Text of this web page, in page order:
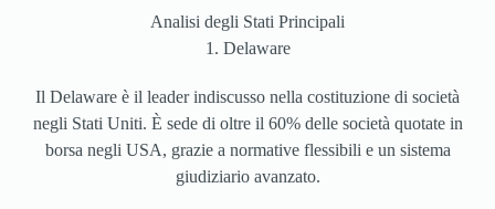
Analisi degli Stati Principali
1. Delaware
Il Delaware è il leader indiscusso nella costituzione di società
negli Stati Uniti. È sede di oltre il 60% delle società quotate in
borsa negli USA, grazie a normative flessibili e un sistema
giudiziario avanzato.